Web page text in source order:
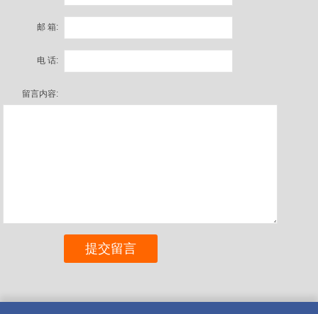
邮 箱:
电 话:
留言内容: